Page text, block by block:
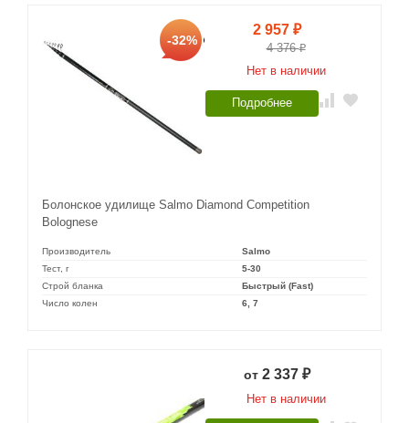
-32%
Болонское удилище Salmo Diamond Competition
Bolognese
Производитель
Salmo
Тест, г
5-30
Строй бланка
Быстрый (Fast)
Число колен
6, 7
2 957 ₽
4 376₽
Нет в наличии
Подробнее
от 2 337 ₽
Нет в наличии